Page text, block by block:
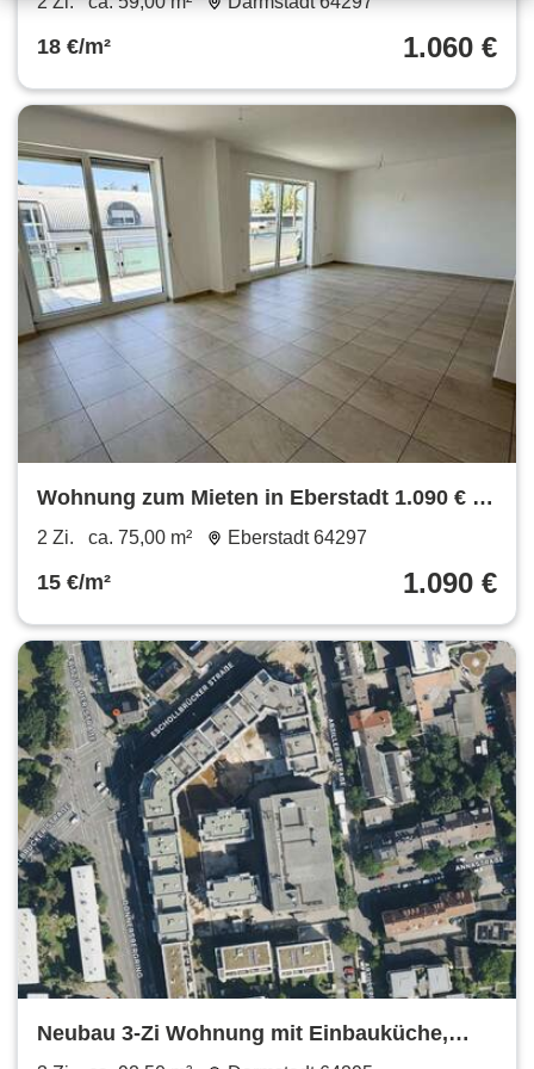
18 €/m² 1.060 €
Wohnung zum Mieten in Eberstadt 1.090 € 75
m²
2 Zi. ca. 75,00 m² Eberstadt 64297
15 €/m² 1.090 €
Neubau 3-Zi Wohnung mit Einbauküche,